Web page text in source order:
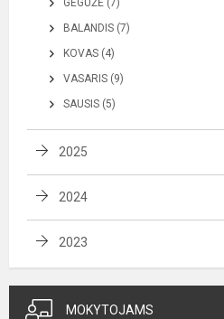
BALANDIS (7)
KOVAS (4)
VASARIS (9)
SAUSIS (5)
2025
2024
2023
MOKYTOJAMS